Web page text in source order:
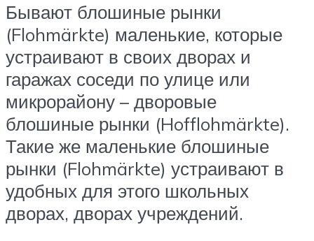
Бывают блошиные рынки
(Flohmärkte) маленькие, которые
устраивают в своих дворах и
гаражах соседи по улице или
микрорайону – дворовые
блошиные рынки (Hofflohmärkte).
Такие же маленькие блошиные
рынки (Flohmärkte) устраивают в
удобных для этого школьных
дворах, дворах учреждений.